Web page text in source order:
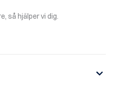
så hjälper vi dig.